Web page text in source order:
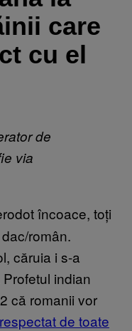
care
cu el
de
via
încoace, toți
român.
căruia i s-a
indian
că romanii vor
respectat de toate